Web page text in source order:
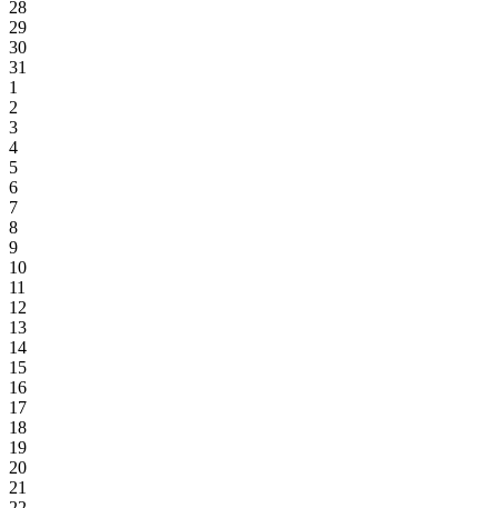
28
29
30
31
1
2
3
4
5
6
7
8
9
10
11
12
13
14
15
16
17
18
19
20
21